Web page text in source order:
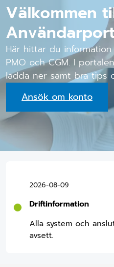
Välkommen
Här hittar du
PMO och CGM. I
ladda ner samt bra tips
Ansök om konto
2026-08-09
Driftinformation
Alla system och
avsett.